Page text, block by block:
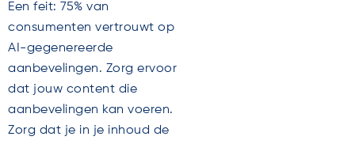
Een feit: 75% van
consumenten vertrouwt op
AI-gegenereerde
aanbevelingen. Zorg ervoor
dat jouw content die
aanbevelingen kan voeren.
Zorg dat je in je inhoud de